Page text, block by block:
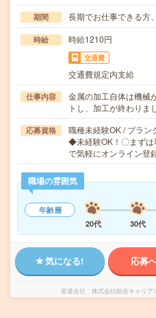
期間 長期でお仕事できる方
時給 時給1210円
交通費
交通費規定内支給
仕事内容
金属の加工自体は機械
トし、加工が終わり
応募資格
職種未経験OK / ブラン
◆未経験OK！〇まずは
で気軽にオンライン
職場の雰囲気
年齢層
20代
30代
気になる! 応募
派遣会社 株式会社綜合キャリ